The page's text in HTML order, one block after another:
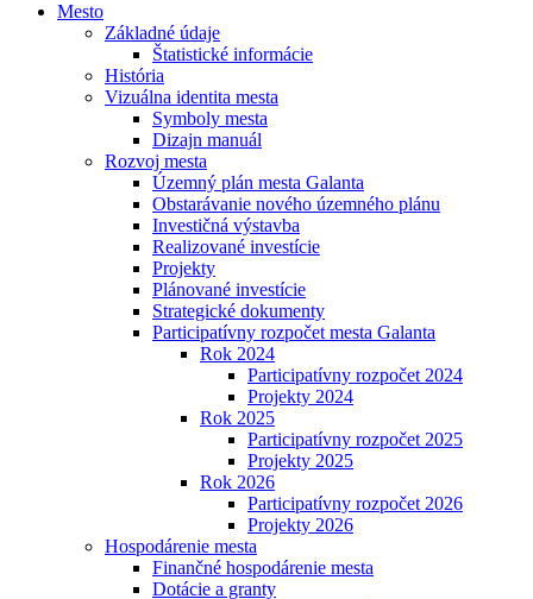
Mesto
Základné údaje
Štatistické informácie
História
Vizuálna identita mesta
Symboly mesta
Dizajn manuál
Rozvoj mesta
Územný plán mesta Galanta
Obstarávanie nového územného plánu
Investičná výstavba
Realizované investície
Projekty
Plánované investície
Strategické dokumenty
Participatívny rozpočet mesta Galanta
Rok 2024
Participatívny rozpočet 2024
Projekty 2024
Rok 2025
Participatívny rozpočet 2025
Projekty 2025
Rok 2026
Participatívny rozpočet 2026
Projekty 2026
Hospodárenie mesta
Finančné hospodárenie mesta
Dotácie a granty